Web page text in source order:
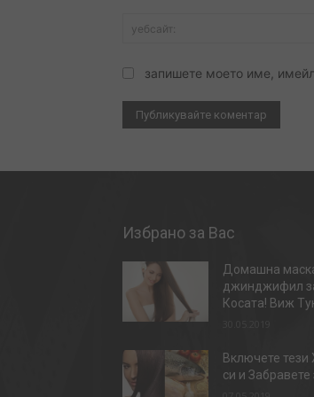
запишете моето име,
Избрано за Вас
Домашна
джинджифил
Косата! Виж
Включете
си и